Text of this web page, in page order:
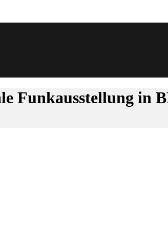
Funkausstellung in